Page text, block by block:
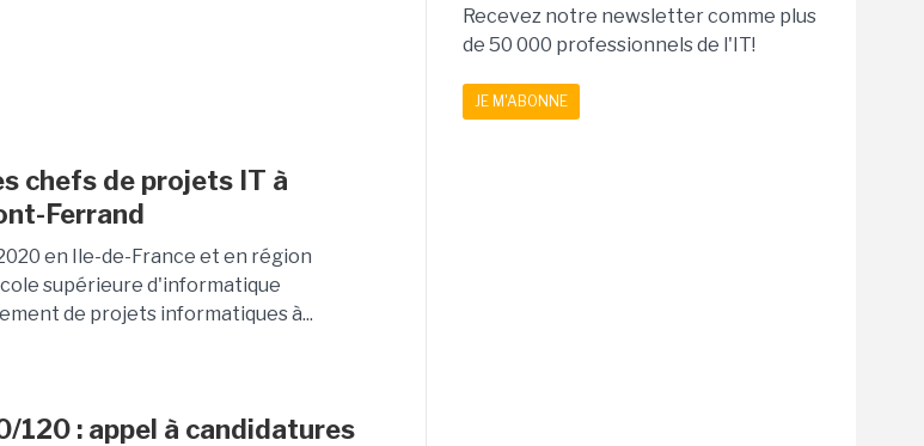
chefs de projets IT à
Ferrand
en Ile-de-France et en région
supérieure d'informatique
de projets informatiques à...
120 : appel à candidatures
Recevez notre newsletter comme plus
de 50 000 professionnels de l'IT!
JE M'ABONNE